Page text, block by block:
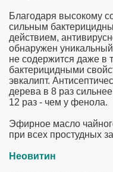
Благодаря высокому
сильным
действием,
обнаружен
не содержится даже в
бактерицидными
эвкалипт.
дерева в 8 раз
12 раз - чем у фенола.
Эфирное масло
при всех простудных
Неовитин